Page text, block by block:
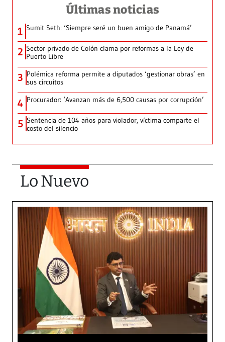
Últimas noticias
1 Sumit Seth: ‘Siempre seré un buen amigo de Panamá’
2 Sector privado de Colón clama por reformas a la Ley de
Puerto Libre
3 Polémica reforma permite a diputados ‘gestionar obras’ en
sus circuitos
4 Procurador: ‘Avanzan más de 6,500 causas por corrupción’
5 Sentencia de 104 años para violador, víctima comparte el
costo del silencio
Lo Nuevo